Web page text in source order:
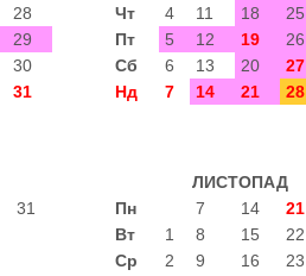
28
29
30
31
Чт
4 11 18
25
Пт
5 12 19
26
Сб
6 13 20
27
Нд
7 14 21 28
31
ЛИСТОПАД
Пн
7 14 21
Вт
1 8 15 22
Ср
2 9 16 23